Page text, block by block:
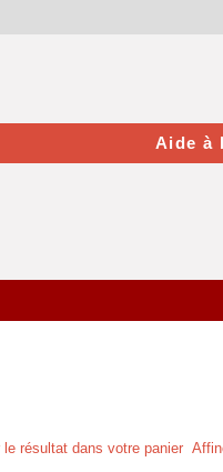
le résultat dans votre panier
Aide à